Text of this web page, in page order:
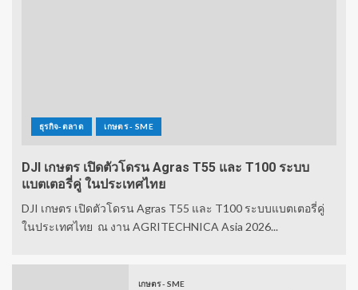
ธุรกิจ-ตลาด เกษตร - SME
DJI เกษตร เปิดตัวโดรน Agras T55 และ T100 ระบบ
แบตเตอรี่คู่ ในประเทศไทย
DJI เกษตร เปิดตัวโดรน Agras T55 และ T100 ระบบแบตเตอรี่คู่
ในประเทศไทย ณ งาน AGRITECHNICA Asia 2026...
เกษตร - SME